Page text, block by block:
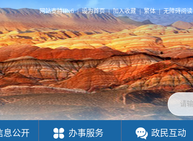
网站支持IPv6 | 设为首页 | 加入收藏 | 繁体 | 无障碍阅读
息公开 办事服务 政民互动